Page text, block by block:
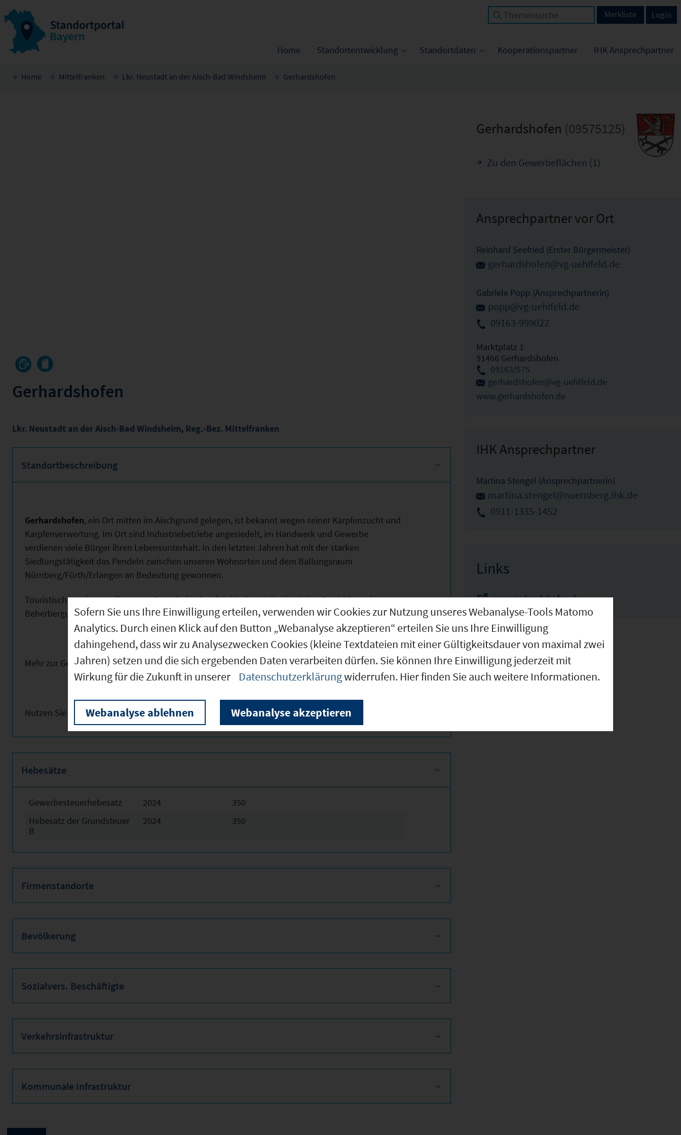
Home Standortentwicklung Standortdaten Kooperationspartner IHK Ansprechpartner
Login
Merkliste
Home Mittelfranken Lkr. Neustadt an der Aisch-Bad Windsheim Gerhardshofen
Gerhardshofen
Lkr. Neustadt an der Aisch-Bad Windsheim, Reg.-Bez. Mittelfranken
Standortbeschreibung
Gerhardshofen, ein Ort mitten im Aischgrund gelegen, ist bekannt wegen seiner Karpfenzucht und
Karpfenverwertung. Im Ort sind Industriebetriebe angesiedelt, im Handwerk und Gewerbe
verdienen viele Bürger ihren Lebensunterhalt. In den letzten Jahren hat mit der starken
Siedlungstätigkeit das Pendeln zwischen unseren Wohnorten und dem Ballungsraum
Nürnberg/Fürth/Erlangen an Bedeutung gewonnen.
Touristisch gesehen stellt unsere Gemeinde altes fränkisches Kulturland dar. Gasthöfe und
Beherbergungsmöglichkeiten laden ein zum Verweilen und zum Genießen.
Mehr zur Gemeinde Gerhardshofen unter:www.gerhardshofen.de
Nutzen Sie obenstehende Links für weitere Informationen!
Hebesätze
Gewerbesteuerhebesatz 2024
350
Hebesatz der Grundsteuer
B
2024 350
Firmenstandorte
Bevölkerung
Sozialvers. Beschäftigte
Verkehrsinfrastruktur
Kommunale Infrastruktur
Gerhardshofen (09575125)
Zu den Gewerbeflächen (1)
Ansprechpartner vor Ort
Reinhard Seefried (Erster Bürgermeister)
gerhardshofen@vg-uehlfeld.de
Gabriele Popp (Ansprechpartnerin)
popp@vg-uehlfeld.de
09163-999022
Marktplatz 1
91466 Gerhardshofen
09163/575
gerhardshofen@vg-uehlfeld.de
www.gerhardshofen.de
IHK Ansprechpartner
Martina Stengel (Ansprechpartnerin)
martina.stengel@nuernberg.ihk.de
0911-1335-1452
Links
www.gerhardshofen.de
Sofern Sie uns Ihre Einwilligung erteilen, verwenden wir Cookies zur Nutzung unseres Webanalyse-Tools Matomo
Analytics. Durch einen Klick auf den Button „Webanalyse akzeptieren“ erteilen Sie uns Ihre Einwilligung
dahingehend, dass wir zu Analysezwecken Cookies (kleine Textdateien mit einer Gültigkeitsdauer von maximal zwei
Jahren) setzen und die sich ergebenden Daten verarbeiten dürfen. Sie können Ihre Einwilligung jederzeit mit
Wirkung für die Zukunft in unserer
Datenschutzerklärungwiderrufen. Hier finden Sie auch weitere Informationen.
Webanalyse ablehnen Webanalyse akzeptieren